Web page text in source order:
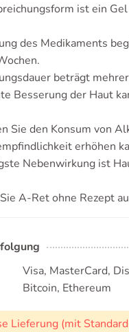
ist ein
des Medikaments
beträgt
Besserung der Haut
Sie den Konsum von
erhöhen
Nebenwirkung ist
A-Ret ohne Rezept
Visa, MasterCard,
Bitcoin, Ethereum
Lieferung (mit